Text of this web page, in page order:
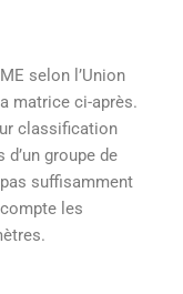
selon l’Union
matrice ci-après.
classification
groupe de
suffisamment
les